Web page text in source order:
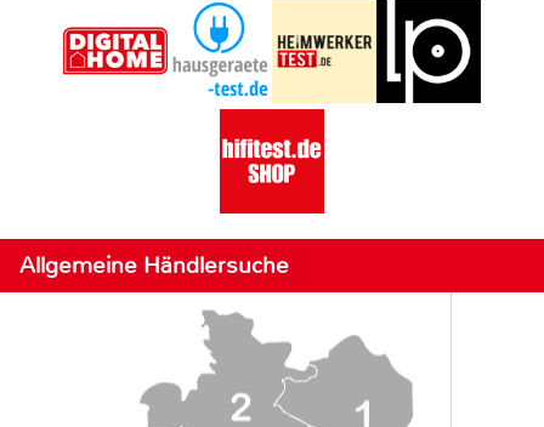
Allgemeine Händlersuche